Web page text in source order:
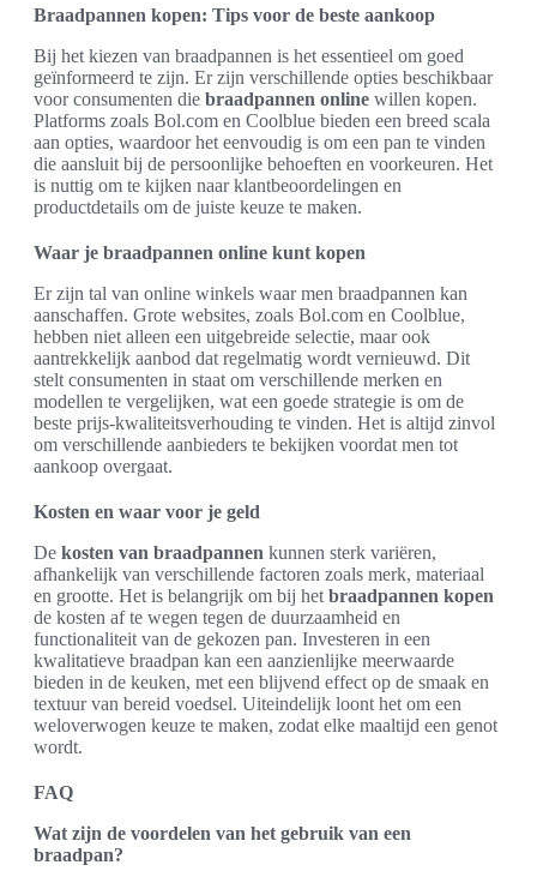
Braadpannen kopen: Tips voor de beste aankoop
Bij het kiezen van braadpannen is het essentieel om goed
geïnformeerd te zijn. Er zijn verschillende opties beschikbaar
voor consumenten die braadpannen online willen kopen.
Platforms zoals Bol.com en Coolblue bieden een breed scala
aan opties, waardoor het eenvoudig is om een pan te vinden
die aansluit bij de persoonlijke behoeften en voorkeuren. Het
is nuttig om te kijken naar klantbeoordelingen en
productdetails om de juiste keuze te maken.
Waar je braadpannen online kunt kopen
Er zijn tal van online winkels waar men braadpannen kan
aanschaffen. Grote websites, zoals Bol.com en Coolblue,
hebben niet alleen een uitgebreide selectie, maar ook
aantrekkelijk aanbod dat regelmatig wordt vernieuwd. Dit
stelt consumenten in staat om verschillende merken en
modellen te vergelijken, wat een goede strategie is om de
beste prijs-kwaliteitsverhouding te vinden. Het is altijd zinvol
om verschillende aanbieders te bekijken voordat men tot
aankoop overgaat.
Kosten en waar voor je geld
De kosten van braadpannen kunnen sterk variëren,
afhankelijk van verschillende factoren zoals merk, materiaal
en grootte. Het is belangrijk om bij het braadpannen kopen
de kosten af te wegen tegen de duurzaamheid en
functionaliteit van de gekozen pan. Investeren in een
kwalitatieve braadpan kan een aanzienlijke meerwaarde
bieden in de keuken, met een blijvend effect op de smaak en
textuur van bereid voedsel. Uiteindelijk loont het om een
weloverwogen keuze te maken, zodat elke maaltijd een genot
wordt.
FAQ
Wat zijn de voordelen van het gebruik van een
braadpan?